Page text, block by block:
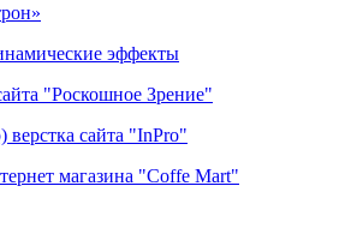
эффекты
"Роскошное Зрение"
верстка сайта "InPro"
магазина "Coffe Mart"